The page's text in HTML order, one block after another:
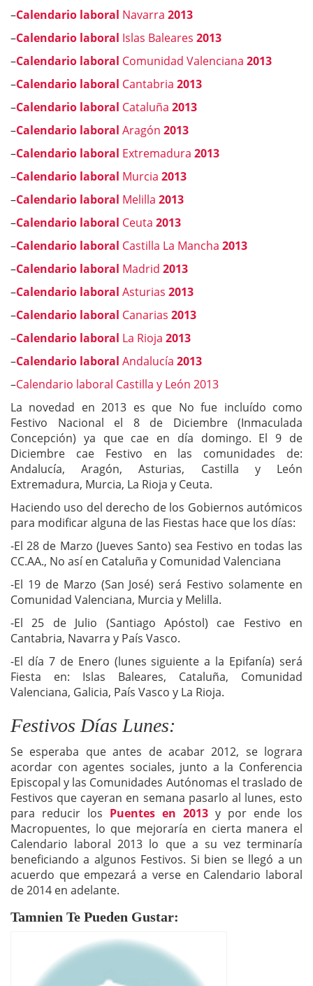
–Calendario laboral Navarra 2013
–Calendario laboral Islas Baleares 2013
–Calendario laboral Comunidad Valenciana 2013
–Calendario laboral Cantabria 2013
–Calendario laboral Cataluña 2013
–Calendario laboral Aragón 2013
–Calendario laboral Extremadura 2013
–Calendario laboral Murcia 2013
–Calendario laboral Melilla 2013
–Calendario laboral Ceuta 2013
–Calendario laboral Castilla La Mancha 2013
–Calendario laboral Madrid 2013
–Calendario laboral Asturias 2013
–Calendario laboral Canarias 2013
–Calendario laboral La Rioja 2013
–Calendario laboral Andalucía 2013
–Calendario laboral Castilla y León 2013
La novedad en 2013 es que No fue incluído como
Festivo Nacional el 8 de Diciembre (Inmaculada
Concepción) ya que cae en día domingo. El 9 de
Diciembre cae Festivo en las comunidades de:
Andalucía, Aragón, Asturias, Castilla y León
Extremadura, Murcia, La Rioja y Ceuta.
Haciendo uso del derecho de los Gobiernos autómicos
para modificar alguna de las Fiestas hace que los días:
-El 28 de Marzo (Jueves Santo) sea Festivo en todas las
CC.AA., No así en Cataluña y Comunidad Valenciana
-El 19 de Marzo (San José) será Festivo solamente en
Comunidad Valenciana, Murcia y Melilla.
-El 25 de Julio (Santiago Apóstol) cae Festivo en
Cantabria, Navarra y País Vasco.
-El día 7 de Enero (lunes siguiente a la Epifanía) será
Fiesta en: Islas Baleares, Cataluña, Comunidad
Valenciana, Galicia, País Vasco y La Rioja.
Festivos Días Lunes:
Se esperaba que antes de acabar 2012, se lograra
acordar con agentes sociales, junto a la Conferencia
Episcopal y las Comunidades Autónomas el traslado de
Festivos que cayeran en semana pasarlo al lunes, esto
para reducir los Puentes en 2013 y por ende los
Macropuentes, lo que mejoraría en cierta manera el
Calendario laboral 2013 lo que a su vez terminaría
beneficiando a algunos Festivos. Si bien se llegó a un
acuerdo que empezará a verse en Calendario laboral
de 2014 en adelante.
Tamnien Te Pueden Gustar: